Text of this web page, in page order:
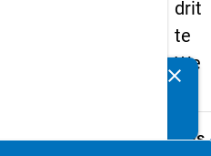
drit
te
We
Details
clear